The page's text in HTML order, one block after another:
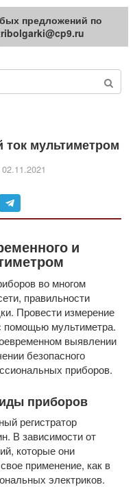
про
ток мультиметром
02.11.2021
и
во многом
правильности
Провести измерение
помощью мультиметра.
выявлении
безопасного
приборов.
приборов
регистратор
В зависимости от
которые они
применение, как в
электриков.
предложений по